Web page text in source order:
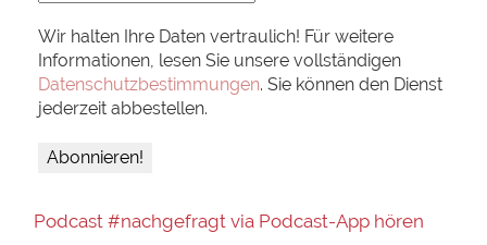
Wir halten Ihre Daten vertraulich! Für weitere
Informationen, lesen Sie unsere vollständigen
Datenschutzbestimmungen. Sie können den Dienst
jederzeit abbestellen.
Podcast #nachgefragt via Podcast-App hören